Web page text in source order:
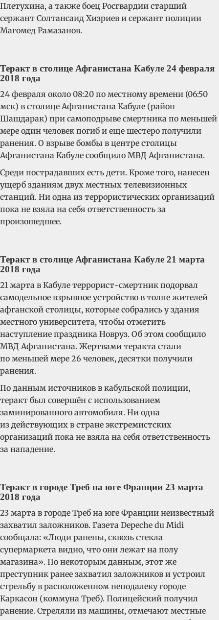
Плетухина, а также боец Росгвардии старший
сержант Солтансаид Хизриев и сержант полиции
Магомед Рамазанов.
Теракт в столице Афганистана Кабуле 24 февраля
2018 года
24 февраля около 08:20 по местному времени (06:50
мск) в столице Афганистана Кабуле (район
Шашдарак) при самоподрыве смертника по меньшей
мере один человек погиб и еще шестеро получили
ранения. О взрыве бомбы в центре столицы
Афганистана Кабуле сообщило МВД Афганистана.
Среди пострадавших есть дети. Кроме того, нанесен
ущерб зданиям двух местных телевизионных
станций. Ни одна из террористических организаций
пока не взяла на себя ответственность за
произошедшее.
Теракт в столице Афганистана Кабуле 21 марта
2018 года
21 марта в Кабуле террорист-смертник подорвал
самодельное взрывное устройство в толпе жителей
афганской столицы, которые собрались у здания
местного университета, чтобы отметить
наступление праздника Новруз. Об этом сообщило
МВД Афганистана. Жертвами теракта стали
по меньшей мере 26 человек, десятки получили
ранения.
По данным источников в кабульской полиции,
теракт был совершён с использованием
заминированного автомобиля. Ни одна
из действующих в стране экстремистских
организаций пока не взяла на себя ответственность
за нападение.
Теракт в городе Треб на юге Франции 23 марта
2018 года
23 марта в городе Треб на юге Франции неизвестный
захватил заложников. Газета Depeche du Midi
сообщала: «Люди ранены, сквозь стекла
супермаркета видно, что они лежат на полу
магазина». По некоторым данным, этот же
преступник ранее захватил заложников и устроил
стрельбу в расположенном неподалеку городе
Каркасон (коммуна Треб). Полицейский получил
ранение. Стреляли из машины, отмечают местные